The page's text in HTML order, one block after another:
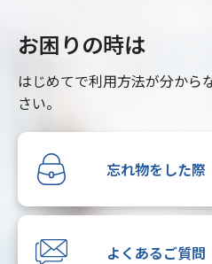
お困りの時は
はじめてで利用方法が分から
さい。
忘れ物をした際
よくあるご質問